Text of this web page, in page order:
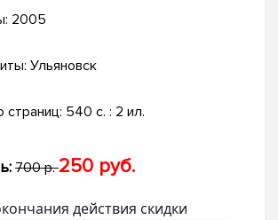
2005
Ульяновск
страниц: 540 с. : 2 ил.
700 р.250 руб.
действия скидки